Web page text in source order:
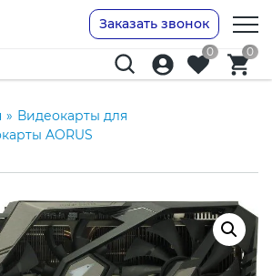
Заказать звонок
0 0
» Видеокарты для
AORUS